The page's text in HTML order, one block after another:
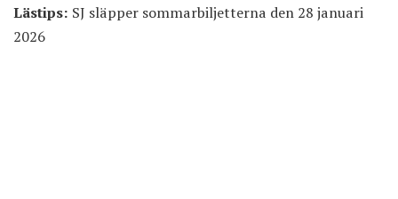
Lästips: SJ släpper sommarbiljetterna den 28 januari
2026